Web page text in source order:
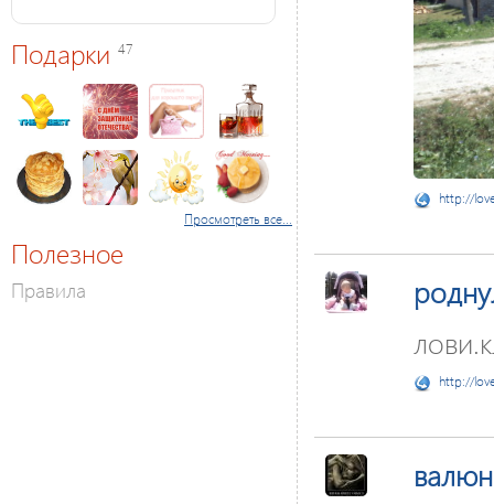
Подарки 47
Просмотреть все...
Полезное
Правила
http://
http://